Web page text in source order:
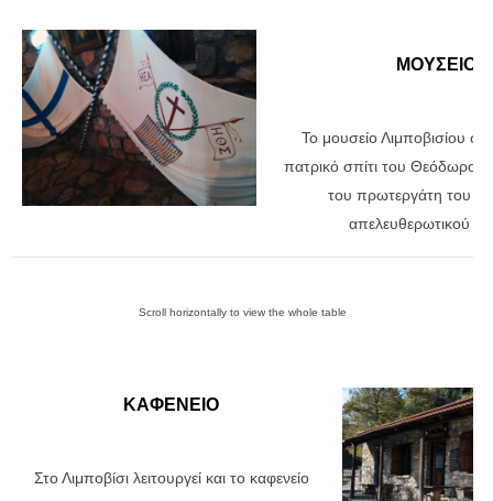
ΜΟΥΣΕΙΟ
Το μουσείο Λιμποβισίου
πατρικό σπίτι του
του πρωτεργάτη του
απελευθερωτικού
ΚΑΦΕΝΕΙΟ
Στο Λιμποβίσι λειτουργεί και το καφενείο